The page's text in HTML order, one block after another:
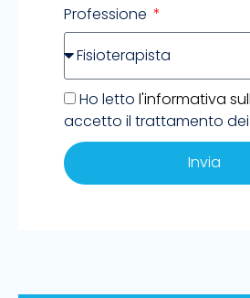
Professione
Ho letto l'informativa
accetto il trattamento
Invia